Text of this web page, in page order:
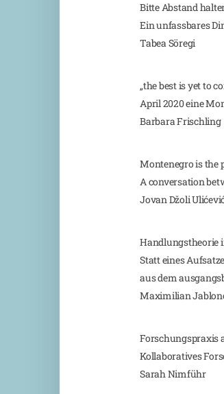
Bitte Abstand
Ein unfassbares
Tabea Söregi
„the best is yet to
April 2020 eine
Barbara Frischling
Montenegro is the
A conversation
Jovan Džoli
Handlungstheorie
Statt eines
aus dem
Maximilian
Forschungspraxis
Kollaboratives
Sarah Nimführ